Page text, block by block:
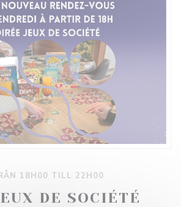
18H00 TILL 22H00
DE SOCIÉTÉ